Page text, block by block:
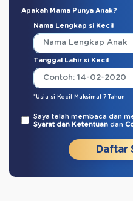
Apakah Mama Punya Anak?
Nama Lengkap si Kecil
Tanggal Lahir si Kecil
*Usia si Kecil Maksimal 7 Tahun
Saya telah membaca dan
Syarat dan Ketentuan dan
Daftar